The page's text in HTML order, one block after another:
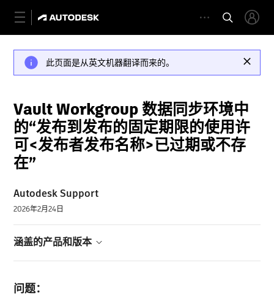
此页面是从英文机器翻译而来的。
Vault Workgroup 数据同步环境中
的“发布到发布的固定期限的使用许
可<发布者发布名称>已过期或不存
在”
Autodesk Support
2026年2月24日
涵盖的产品和版本
问题：